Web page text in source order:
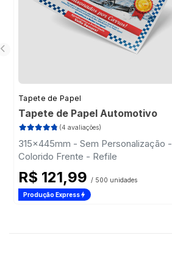
Tapete de Papel
Tapete de Papel Automotivo
(4 avaliações)
315x445mm - Sem Personalização -
Colorido Frente - Refile
R$ 121,99 / 500 unidades
Produção Express